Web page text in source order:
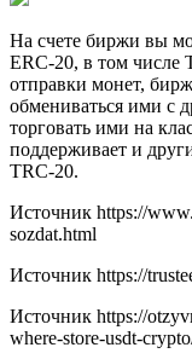
На счете биржи вы
ERC-20, в том числе
отправки монет,
обмениваться ими с
торговать ими на
поддерживает и
TRC-20.
Источник https://
sozdat.html
Источник https://
Источник https://
where-store-usdt-